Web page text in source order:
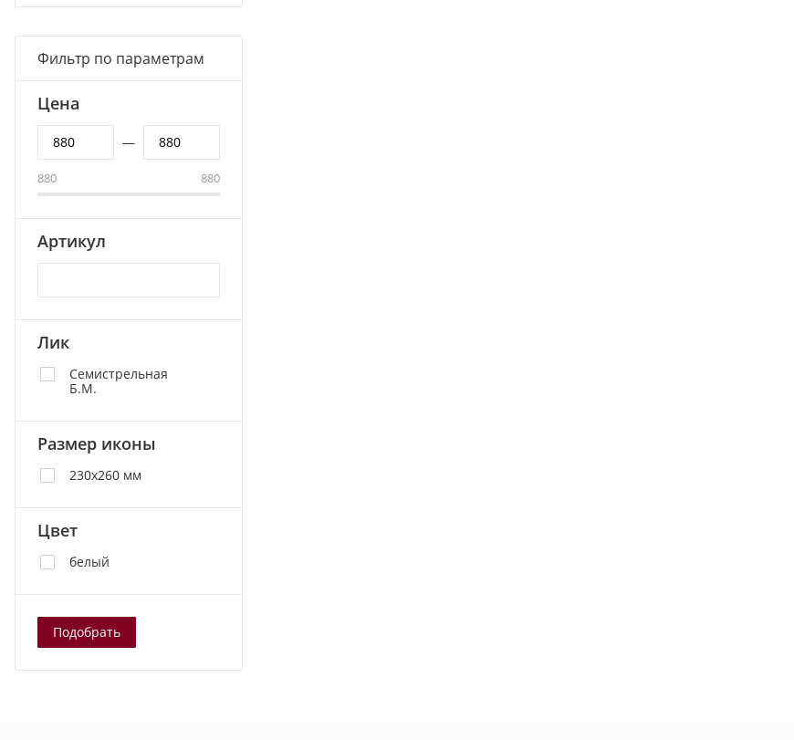
Фильтр по параметрам
Цена
—
880 880
Артикул
Лик
Семистрельная
Б.М.
Размер иконы
230х260 мм
Цвет
белый
Подобрать